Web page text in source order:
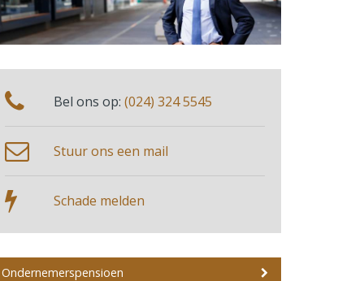
Bel ons op: (024) 324 5545
Stuur ons een mail
Schade melden
Ondernemerspensioen